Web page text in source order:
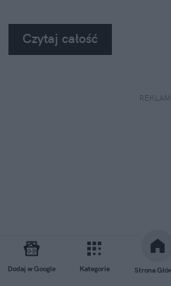
Dodaj w Google Kategorie Strona
na własne oczy zobaczyć,
sobie z takimi
Czytaj całość